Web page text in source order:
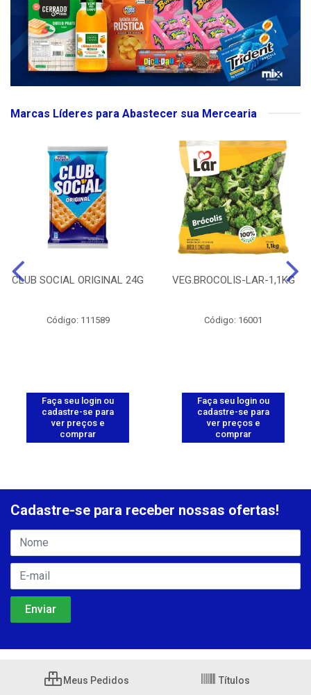
Marcas Líderes para Abastecer sua Mercearia
CLUB SOCIAL ORIGINAL 24G
Código: 111589
Faça seu login ou
cadastre-se para
ver preços e
comprar
VEG.BROCOLIS-LAR-1,1KG
Código: 16001
Faça seu login ou
cadastre-se para
ver preços e
comprar
Cadastre-se para receber nossas ofertas!
Meus Pedidos Títulos